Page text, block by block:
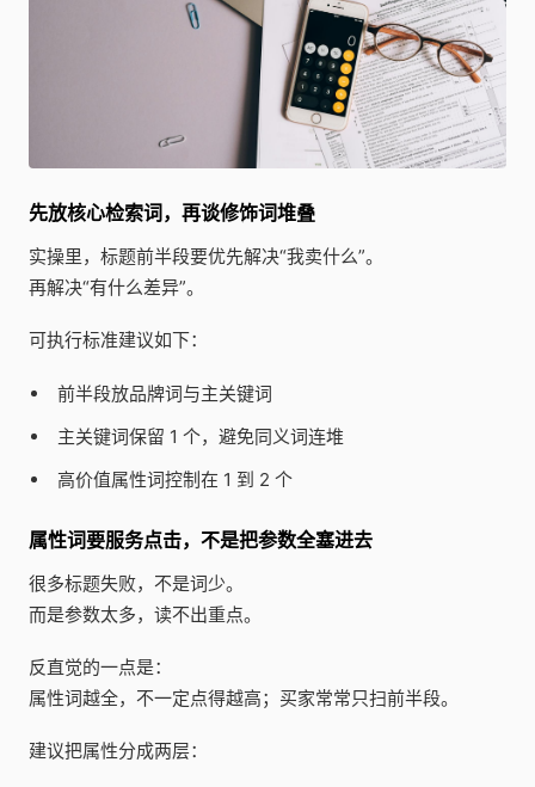
先放核心检索词，再谈修饰词堆叠
实操里，标题前半段要优先解决“我卖什么”。
再解决“有什么差异”。
可执行标准建议如下：
前半段放品牌词与主关键词
主关键词保留 1 个，避免同义词连堆
高价值属性词控制在 1 到 2 个
属性词要服务点击，不是把参数全塞进去
很多标题失败，不是词少。
而是参数太多，读不出重点。
反直觉的一点是：
属性词越全，不一定点得越高；买家常常只扫前半段。
建议把属性分成两层：